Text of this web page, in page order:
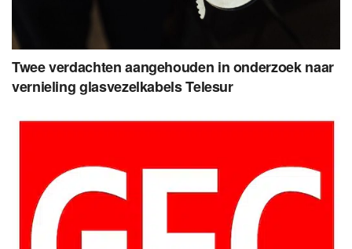
Twee verdachten aangehouden in onderzoek naar
vernieling glasvezelkabels Telesur